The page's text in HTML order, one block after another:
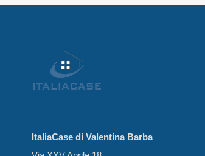
ItaliaCase di Valentina Barba